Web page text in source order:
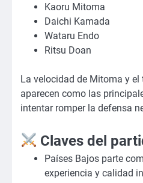
Kaoru Mitoma
Daichi Kamada
Wataru Endo
Ritsu Doan
La velocidad de Mitoma y
aparecen como las
intentar romper la defensa
Claves del
Países Bajos parte
experiencia y calidad